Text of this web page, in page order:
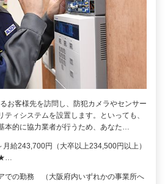
お客様先を訪問し、防犯カメラやセンサー
ティシステムを設置します。といっても、
本的に協力業者が行うため、あなた…
月給243,700円（大卒以上234,500円以上）
★…
での勤務 （大阪府内いずれかの事業所へ